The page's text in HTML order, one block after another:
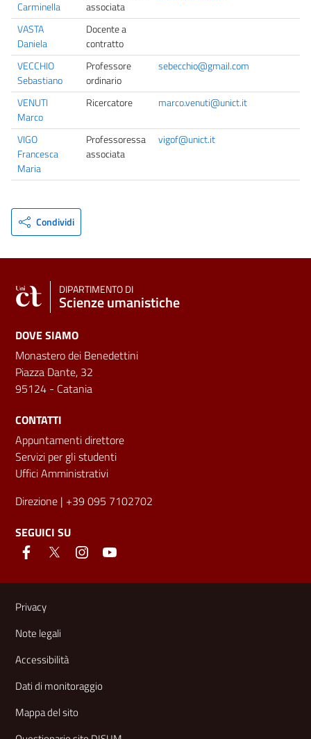
Carminella
associata
VASTA
Daniela
Docente a
contratto
VECCHIO
Sebastiano
Professore
ordinario
sebecchio@gmail.com
VENUTI
Marco
Ricercatore marco.venuti@unict.it
VIGO
Francesca
Maria
Professoressa
associata
vigof@unict.it
Condividi
DIPARTIMENTO DI
Scienze umanistiche
DOVE SIAMO
Monastero dei Benedettini
Piazza Dante, 32
95124 - Catania
CONTATTI
Appuntamenti direttore
Servizi per gli studenti
Uffici Amministrativi
Direzione | +39 095 7102702
SEGUICI SU
Link e informazioni utili
Privacy
Note legali
Accessibilità
Dati di monitoraggio
Mappa del sito